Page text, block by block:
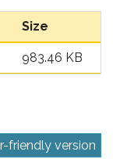
Size
983.46 KB
friendly version